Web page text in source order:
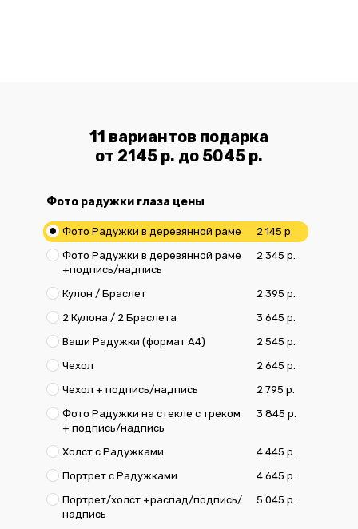
11 вариантов подарка
от 2145 р. до 5045 р.
Фото радужки глаза цены
Фото Радужки в деревянной раме
2 145 р.
Фото Радужки в деревянной раме
+подпись/надпись
2 345 р.
Кулон / Браслет
2 395 р.
2 Кулона / 2 Браслета
3 645 р.
Ваши Радужки (формат А4)
2 545 р.
Чехол
2 645 р.
Чехол + подпись/надпись
2 795 р.
Фото Радужки на стекле с треком
+ подпись/надпись
3 845 р.
Холст с Радужками
4 445 р.
Портрет с Радужками
4 645 р.
Портрет/холст +распад/подпись/
надпись
5 045 р.